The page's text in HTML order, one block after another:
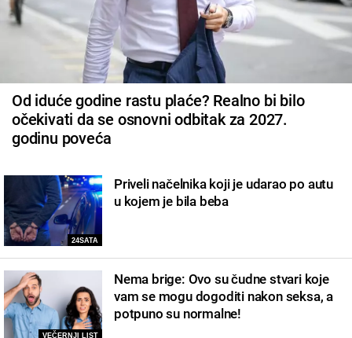
Od iduće godine rastu plaće? Realno bi bilo
očekivati da se osnovni odbitak za 2027.
godinu poveća
24SATA
Priveli načelnika koji je udarao po autu
u kojem je bila beba
VEČERNJI LIST
Nema brige: Ovo su čudne stvari koje
vam se mogu dogoditi nakon seksa, a
potpuno su normalne!